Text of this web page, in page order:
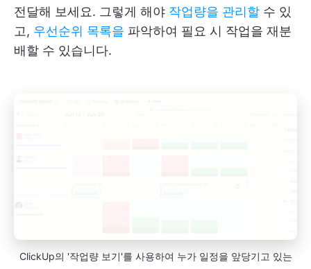
전달해 보세요. 그렇게 해야 작업량을 관리할 수 있
고, 우선순위 목록을 파악하여 필요 시 작업을 재분
배할 수 있습니다.
ClickUp의 '작업량 보기'를 사용하여 누가 일정을 앞당기고 있는